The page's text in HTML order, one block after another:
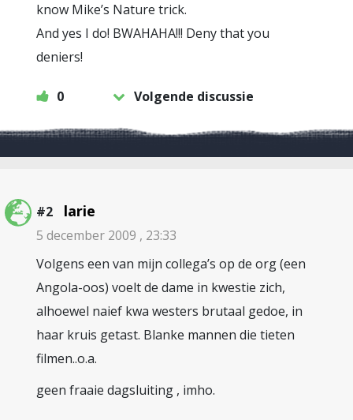
know Mike’s Nature trick.
And yes I do! BWAHAHA!!! Deny that you
deniers!
0 Volgende discussie
#2 larie
5 december 2009 , 23:33
Volgens een van mijn collega’s op de org (een
Angola-oos) voelt de dame in kwestie zich,
alhoewel naief kwa westers brutaal gedoe, in
haar kruis getast. Blanke mannen die tieten
filmen..o.a.
geen fraaie dagsluiting , imho.